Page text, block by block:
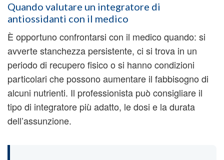
Quando valutare un integratore di
antiossidanti con il medico
È opportuno confrontarsi con il medico quando: si
avverte stanchezza persistente, ci si trova in un
periodo di recupero fisico o si hanno condizioni
particolari che possono aumentare il fabbisogno di
alcuni nutrienti. Il professionista può consigliare il
tipo di integratore più adatto, le dosi e la durata
dell’assunzione.